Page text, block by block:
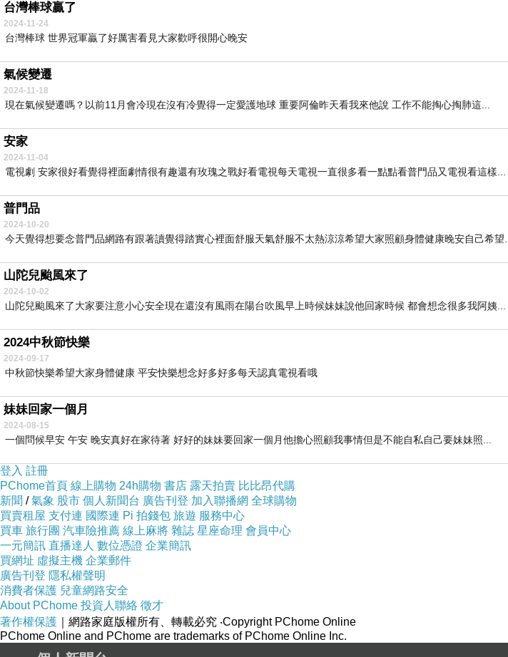
台灣棒球贏了
2024-11-24
台灣棒球 世界冠軍贏了好厲害看見大家歡呼很開心晚安
氣候變遷
2024-11-18
現在氣候變遷嗎？以前11月會冷現在沒有冷覺得一定愛護地球 重要阿倫昨天看我來他說 工作不能掏心掏肺這...
安家
2024-11-04
電視劇 安家很好看覺得裡面劇情很有趣還有玫瑰之戰好看電視每天電視一直很多看一點點看普門品又電視看這樣...
普門品
2024-10-20
今天覺得想要念普門品網路有跟著讀覺得踏實心裡面舒服天氣舒服不太熱涼涼希望大家照顧身體健康晚安自己希望...
山陀兒颱風來了
2024-10-02
山陀兒颱風來了大家要注意小心安全現在還沒有風雨在陽台吹風早上時候妹妹說他回家時候 都會想念很多我阿姨...
2024中秋節快樂
2024-09-17
中秋節快樂希望大家身體健康 平安快樂想念好多好多每天認真電視看哦
妹妹回家一個月
2024-08-15
一個問候早安 午安 晚安真好在家待著 好好的妹妹要回家一個月他擔心照顧我事情但是不能自私自己要妹妹照...
登入 註冊
PChome首頁 線上購物 24h購物 書店 露天拍賣 比比昂代購
新聞 /氣象 股市 個人新聞台 廣告刊登 加入聯播網 全球購物
買賣租屋 支付連 國際連 Pi 拍錢包 旅遊 服務中心
買車 旅行團 汽車險推薦 線上麻將 雜誌 星座命理 會員中心
一元簡訊 直播達人 數位憑證 企業簡訊
買網址 虛擬主機 企業郵件
廣告刊登 隱私權聲明
消費者保護 兒童網路安全
About PChome 投資人聯絡 徵才
著作權保護 ｜網路家庭版權所有、轉載必究 ‧Copyright PChome Online
PChome Online and PChome are trademarks of PChome Online Inc.